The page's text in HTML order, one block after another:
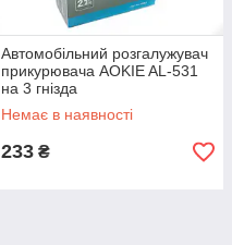
Автомобільний розгалужувач
прикурювача AOKIE AL-531
на 3 гнізда
Немає в наявності
233 ₴